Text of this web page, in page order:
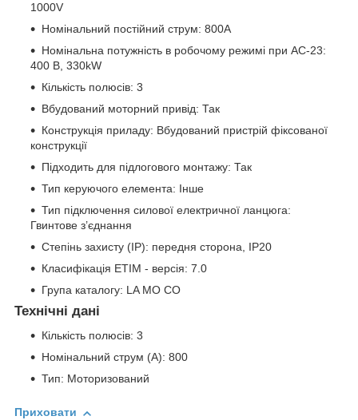
1000V
Номінальний постійний струм: 800A
Номінальна потужність в робочому режимі при AC-23:
400 В, 330kW
Кількість полюсів: 3
Вбудований моторний привід: Так
Конструкція приладу: Вбудований пристрій фіксованої
конструкції
Підходить для підлогового монтажу: Так
Тип керуючого елемента: Інше
Тип підключення силової електричної ланцюга:
Гвинтове з’єднання
Степінь захисту (IP): передня сторона, IP20
Класифікація ETIM - версія: 7.0
Група каталогу: LA MO CO
Технічні дані
Кількість полюсів: 3
Номінальний струм (A): 800
Тип: Моторизований
Приховати